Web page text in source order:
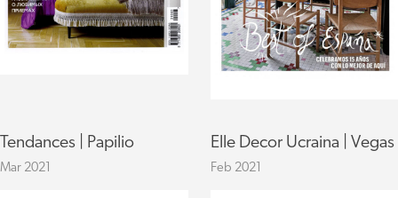
Tendances | Papilio
Mar 2021
Elle Decor Ucraina | Vegas
Feb 2021